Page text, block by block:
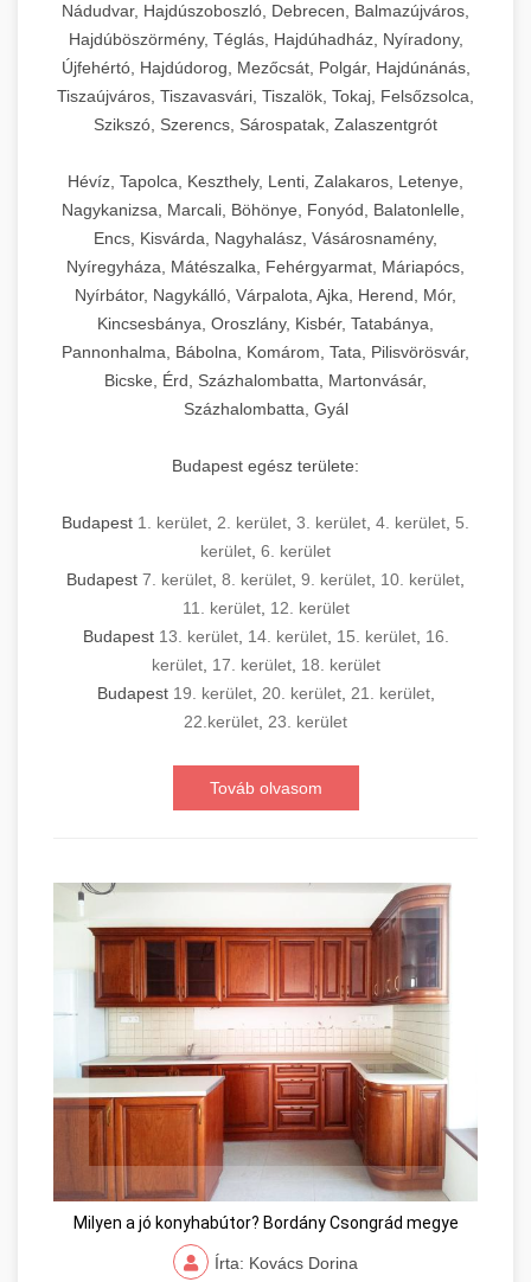
Nádudvar, Hajdúszoboszló, Debrecen, Balmazújváros,
Hajdúböszörmény, Téglás, Hajdúhadház, Nyíradony,
Újfehértó, Hajdúdorog, Mezőcsát, Polgár, Hajdúnánás,
Tiszaújváros, Tiszavasvári, Tiszalök, Tokaj, Felsőzsolca,
Szikszó, Szerencs, Sárospatak, Zalaszentgrót
Hévíz, Tapolca, Keszthely, Lenti, Zalakaros, Letenye,
Nagykanizsa, Marcali, Böhönye, Fonyód, Balatonlelle,
Encs, Kisvárda, Nagyhalász, Vásárosnamény,
Nyíregyháza, Mátészalka, Fehérgyarmat, Máriapócs,
Nyírbátor, Nagykálló, Várpalota, Ajka, Herend, Mór,
Kincsesbánya, Oroszlány, Kisbér, Tatabánya,
Pannonhalma, Bábolna, Komárom, Tata, Pilisvörösvár,
Bicske, Érd, Százhalombatta, Martonvásár,
Százhalombatta, Gyál
Budapest egész területe:
Budapest 1. kerület, 2. kerület, 3. kerület, 4. kerület, 5.
kerület, 6. kerület
Budapest 7. kerület, 8. kerület, 9. kerület, 10. kerület,
11. kerület, 12. kerület
Budapest 13. kerület, 14. kerület, 15. kerület, 16.
kerület, 17. kerület, 18. kerület
Budapest 19. kerület, 20. kerület, 21. kerület,
22.kerület, 23. kerület
Továb olvasom
Milyen a jó konyhabútor? Bordány Csongrád megye
Írta: Kovács Dorina